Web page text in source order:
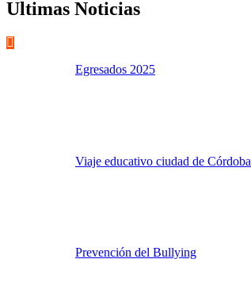
Ultimas Noticias
Egresados 2025
Viaje educativo ciudad de Córdoba
Prevención del Bullying